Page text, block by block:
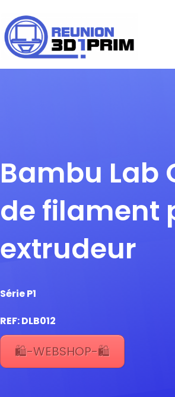
Bambu Lab
de filament
extrudeur
Série P1
REF: DLB012
🛍️-WEBSHOP-🛍️